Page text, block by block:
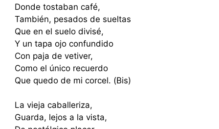
Donde tostaban café,
También, pesados de sueltas
Que en el suelo divisé,
Y un tapa ojo confundido
Con paja de vetiver,
Como el único recuerdo
Que quedo de mi corcel. (Bis)
La vieja caballeriza,
Guarda, lejos a la vista,